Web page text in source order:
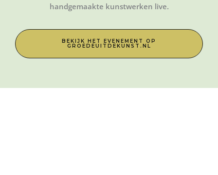
handgemaakte kunstwerken live.
BEKIJK HET EVENEMENT OP
GROEDEUITDEKUNST.NL